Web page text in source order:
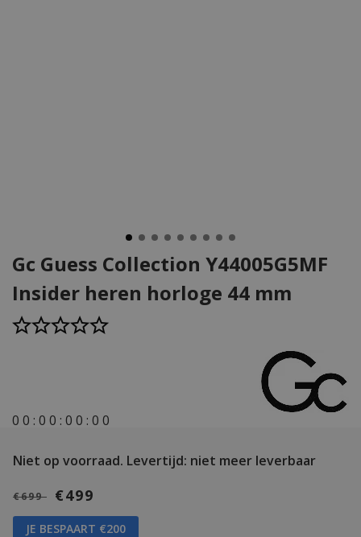
Gc Guess Collection Y44005G5MF
Insider heren horloge 44 mm
0 0 : 0 0 : 0 0 : 0 0
Niet op voorraad. Levertijd: niet meer leverbaar
€699 €499
JE BESPAART €200